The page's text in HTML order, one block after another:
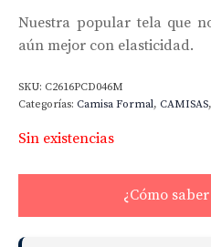
Nuestra popular tela que
aún mejor con elasticidad.
SKU: C2616PCD046M
Categorías: Camisa Formal, CAMISAS,
Sin existencias
¿Cómo